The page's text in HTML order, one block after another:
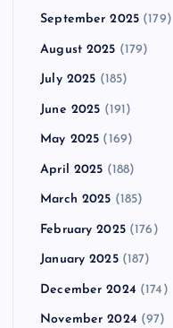
September 2025 (179)
August 2025 (179)
July 2025 (185)
June 2025 (191)
May 2025 (169)
April 2025 (188)
March 2025 (185)
February 2025(176)
January 2025(187)
December 2024 (174)
November 2024 (97)